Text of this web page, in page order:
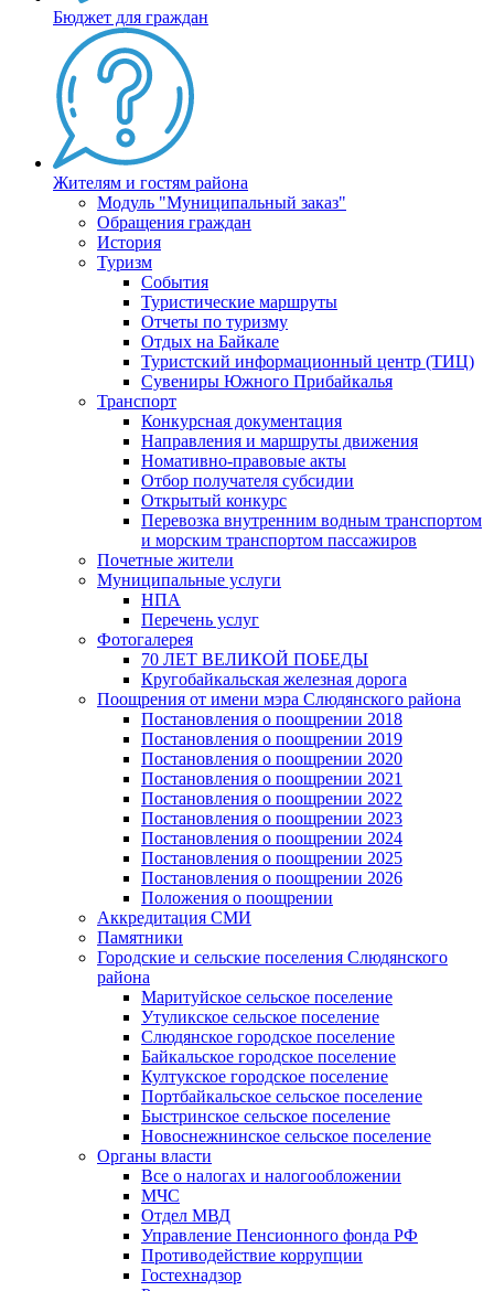
Бюджет для граждан
Жителям и гостям района
Модуль "Муниципальный заказ"
Обращения граждан
История
Туризм
События
Туристические маршруты
Отчеты по туризму
Отдых на Байкале
Туристский информационный центр (ТИЦ)
Сувениры Южного Прибайкалья
Транспорт
Конкурсная документация
Направления и маршруты движения
Номативно-правовые акты
Отбор получателя субсидии
Открытый конкурс
Перевозка внутренним водным транспортом
и морским транспортом пассажиров
Почетные жители
Муниципальные услуги
НПА
Перечень услуг
Фотогалерея
70 ЛЕТ ВЕЛИКОЙ ПОБЕДЫ
Кругобайкальская железная дорога
Поощрения от имени мэра Слюдянского района
Постановления о поощрении 2018
Постановления о поощрении 2019
Постановления о поощрении 2020
Постановления о поощрении 2021
Постановления о поощрении 2022
Постановления о поощрении 2023
Постановления о поощрении 2024
Постановления о поощрении 2025
Постановления о поощрении 2026
Положения о поощрении
Аккредитация СМИ
Памятники
Городские и сельские поселения Слюдянского
района
Маритуйское сельское поселение
Утуликское сельское поселение
Слюдянское городское поселение
Байкальское городское поселение
Култукское городское поселение
Портбайкальское сельское поселение
Быстринское сельское поселение
Новоснежнинское сельское поселение
Органы власти
Все о налогах и налогообложении
МЧС
Отдел МВД
Управление Пенсионного фонда РФ
Противодействие коррупции
Гостехнадзор